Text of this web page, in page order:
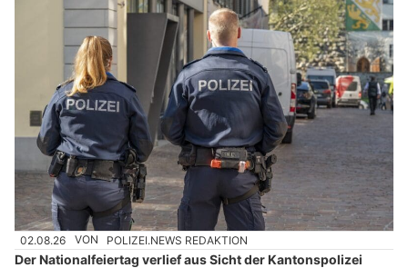
02.08.26 VON POLIZEI.NEWS REDAKTION
Der Nationalfeiertag verlief aus Sicht der Kantonspolizei